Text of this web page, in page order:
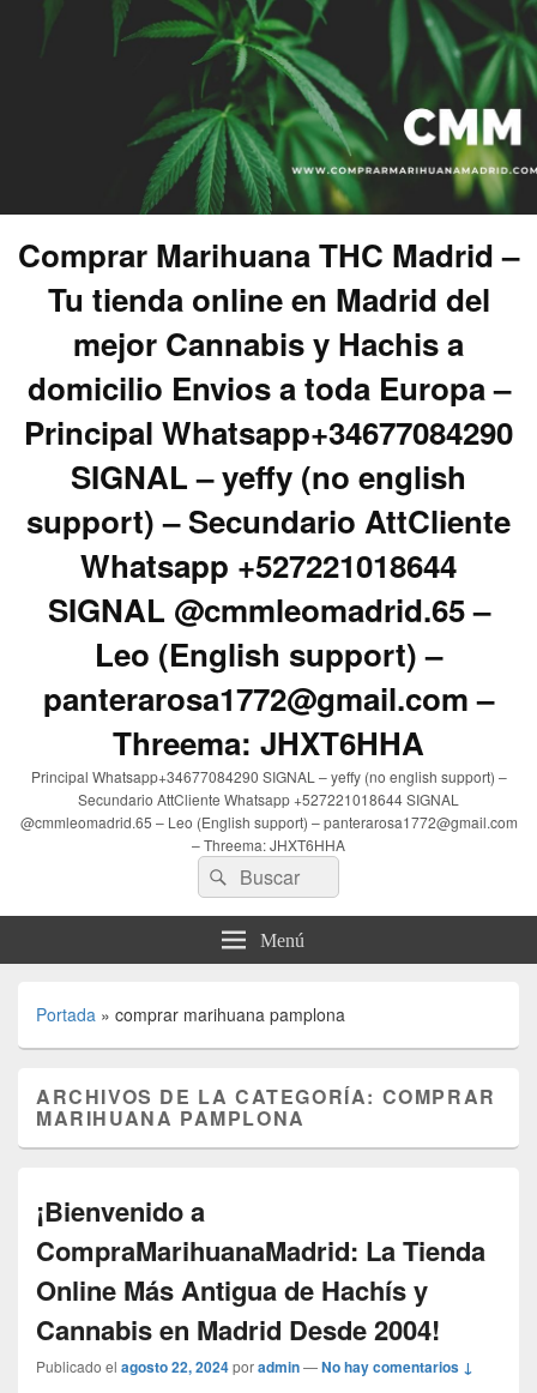
Comprar Marihuana THC Madrid –
Tu tienda online en Madrid del
mejor Cannabis y Hachis a
domicilio Envios a toda Europa –
Principal Whatsapp+34677084290
SIGNAL – yeffy (no english
support) – Secundario AttCliente
Whatsapp +527221018644
SIGNAL @cmmleomadrid.65 –
Leo (English support) –
panterarosa1772@gmail.com –
Threema: JHXT6HHA
Principal Whatsapp+34677084290 SIGNAL – yeffy (no english support) –
Secundario AttCliente Whatsapp +527221018644 SIGNAL
@cmmleomadrid.65 – Leo (English support) – panterarosa1772@gmail.com
– Threema: JHXT6HHA
Buscar
por:
Buscar
Menú
Portada » comprar marihuana pamplona
ARCHIVOS DE LA CATEGORÍA: COMPRAR
MARIHUANA PAMPLONA
¡Bienvenido a
CompraMarihuanaMadrid: La Tienda
Online Más Antigua de Hachís y
Cannabis en Madrid Desde 2004!
Publicado el agosto 22, 2024poradmin—No hay comentarios ↓